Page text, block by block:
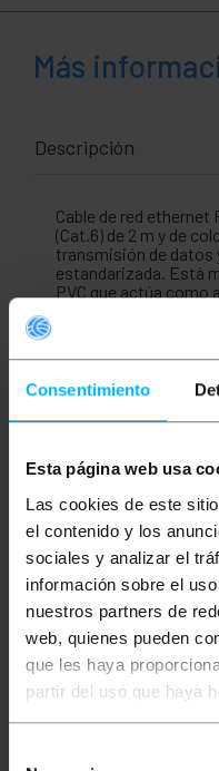
Consentimiento
Esta página web usa
Las cookies de este
el contenido y los
sociales y analizar el
información sobre el
nuestros partners de
web, quienes pueden
que les haya
partir del uso que haya
Más
Descripción
Cable de red ethernet
(Cat.6) de 2 m y de
transmisión de datos
estandarizada. Está
PVC que actúa como
profesional).
que dispongan de
portátiles,
puntos de acceso,
switch, módems
dispositivo que
mediante banda
utilizados para la
kits transmisores de
pares trenzados con
máximo las
normativa mas
Especificaciones
Cable de red
(Cat. 6).
Longitud del
Velocidad de
Ancho de